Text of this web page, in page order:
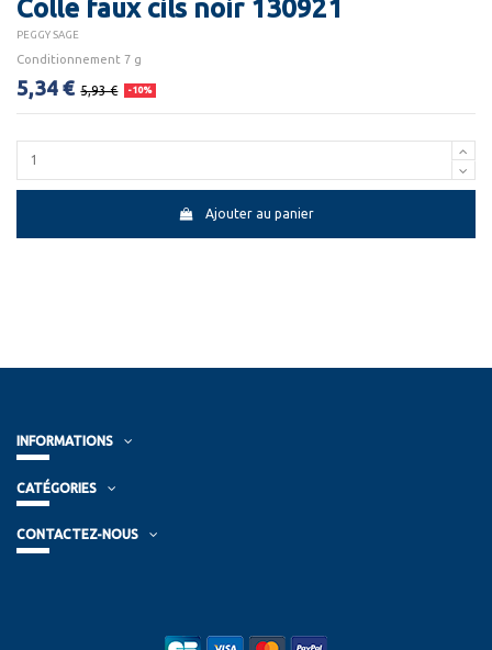
Colle faux cils noir 130921
PEGGY SAGE
Conditionnement 7 g
5,34 € 5,93 € -10%
Ajouter au panier
INFORMATIONS
CATÉGORIES
CONTACTEZ-NOUS